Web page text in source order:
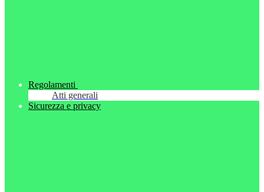
Regolamenti
Atti generali
Sicurezza e privacy